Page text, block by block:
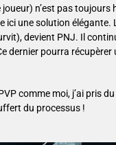
n’est pas
une solution élégante.
devient PNJ. Il
dernier pourra
comme moi, j’ai pris
du processus !